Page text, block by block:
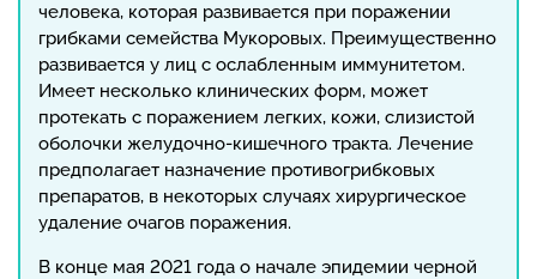
человека, которая развивается при поражении
грибками семейства Мукоровых. Преимущественно
развивается у лиц с ослабленным иммунитетом.
Имеет несколько клинических форм, может
протекать с поражением легких, кожи, слизистой
оболочки желудочно-кишечного тракта. Лечение
предполагает назначение противогрибковых
препаратов, в некоторых случаях хирургическое
удаление очагов поражения.
В конце мая 2021 года о начале эпидемии черной